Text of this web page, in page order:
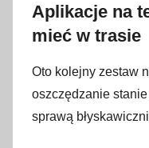
Aplikacje na
mieć w trasie
Oto kolejny zestaw
oszczędzanie
sprawą